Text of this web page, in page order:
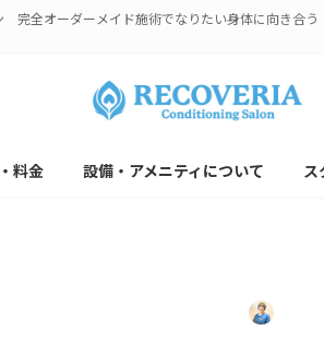
全オーダーメイド施術でなりたい身体に向き
料金 設備・アメニティについて ス